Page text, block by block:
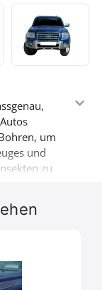
um
und
zu
bewerte
ergänzt.